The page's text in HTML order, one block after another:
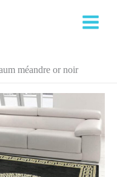
méandre or noir